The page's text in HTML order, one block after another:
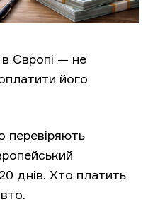
Європі — не
його
перевіряють
днів. Хто платить